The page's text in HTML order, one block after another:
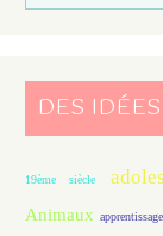
DES
19ème siècle
Animaux apprentissage